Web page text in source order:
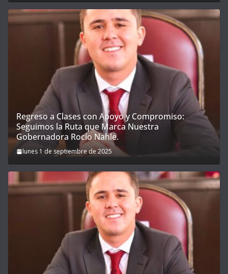
Regreso a Clases con Apoyo y Compromiso:
Seguimos la Ruta que Marca Nuestra
Gobernadora Rocío Nahle.
lunes 1 de septiembre de 2025